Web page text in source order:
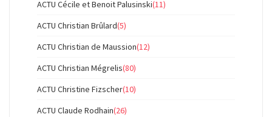
ACTU Cécile et Benoit Palusinski(11)
ACTU Christian Brûlard(5)
ACTU Christian de Maussion(12)
ACTU Christian Mégrelis(80)
ACTU Christine Fizscher(10)
ACTU Claude Rodhain(26)